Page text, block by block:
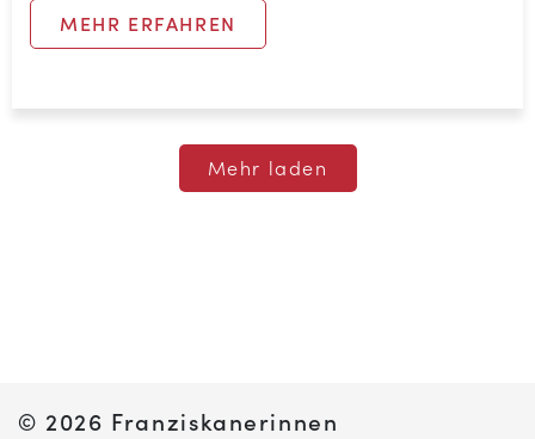
MEHR ERFAHREN
Mehr laden
© 2026 Franziskanerinnen